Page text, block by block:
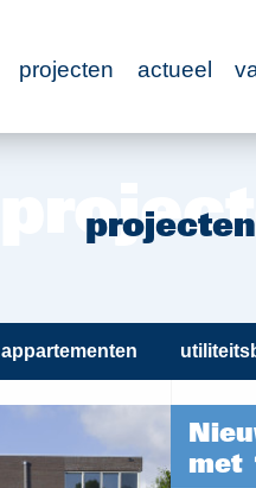
projecten actueel
projecten
appartementen
met